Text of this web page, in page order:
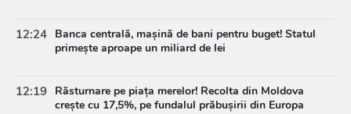
12:24 Banca centrală, mașină de bani pentru buget! Statul
primește aproape un miliard de lei
12:19 Răsturnare pe piața merelor! Recolta din Moldova
crește cu 17,5%, pe fundalul prăbușirii din Europa